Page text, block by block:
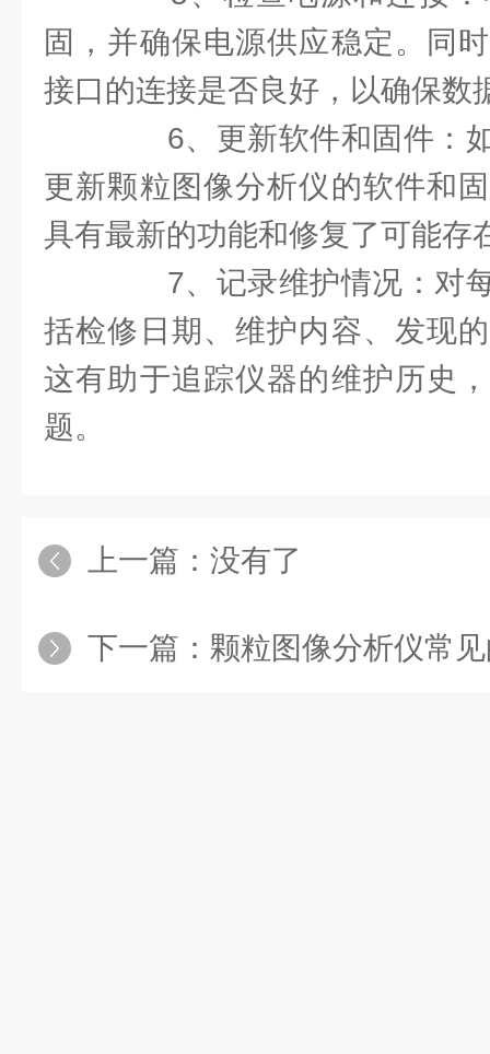
固，并确保电源供应稳定。同
接口的连接是否良好，以确保数
6、更新软件和固件：如
更新颗粒图像分析仪的软件和
具有最新的功能和修复了可能存
7、记录维护情况：对每
括检修日期、维护内容、发现
这有助于追踪仪器的维护历史
题。
上一篇：没有了
下一篇： 颗粒图像分析仪常